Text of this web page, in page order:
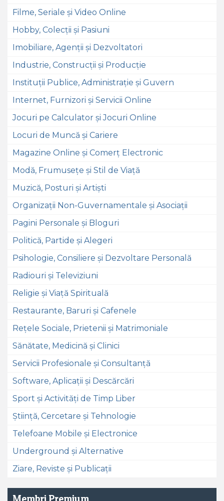
Filme, Seriale și Video Online
Hobby, Colecții și Pasiuni
Imobiliare, Agenții și Dezvoltatori
Industrie, Construcții și Producție
Instituții Publice, Administrație și Guvern
Internet, Furnizori și Servicii Online
Jocuri pe Calculator și Jocuri Online
Locuri de Muncă și Cariere
Magazine Online și Comerț Electronic
Modă, Frumusețe și Stil de Viață
Muzică, Posturi și Artiști
Organizații Non-Guvernamentale și Asociații
Pagini Personale și Bloguri
Politică, Partide și Alegeri
Psihologie, Consiliere și Dezvoltare Personală
Radiouri și Televiziuni
Religie și Viață Spirituală
Restaurante, Baruri și Cafenele
Rețele Sociale, Prietenii și Matrimoniale
Sănătate, Medicină și Clinici
Servicii Profesionale și Consultanță
Software, Aplicații și Descărcări
Sport și Activități de Timp Liber
Știință, Cercetare și Tehnologie
Telefoane Mobile și Electronice
Underground și Alternative
Ziare, Reviste și Publicații
Membri Premium